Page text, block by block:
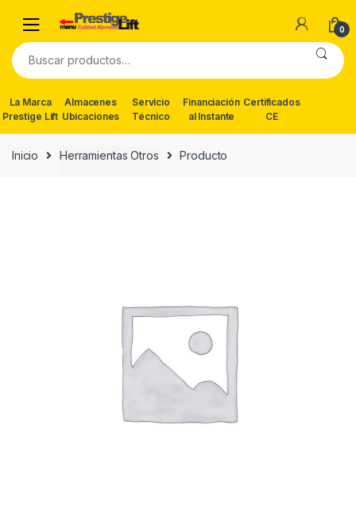
navigation
content
0
Buscar
por:
La Marca
Prestige Lift
Almacenes
Ubicaciones
Servicio
Técnico
Financiación
al Instante
Certificados
CE
Inicio Herramientas Otros Producto